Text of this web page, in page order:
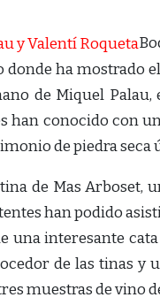
donde ha mostrado
de Miquel
han conocido con
de piedra seca
de Mas Arboset,
han podido
una interesante
de las tinas
muestras de vino